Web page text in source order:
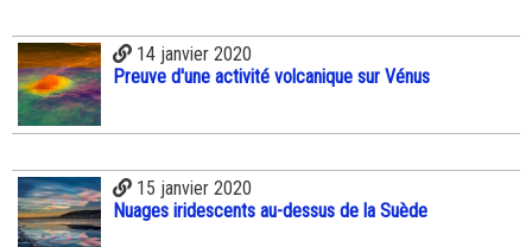
14 janvier 2020
Preuve d'une activité volcanique sur Vénus
15 janvier 2020
Nuages iridescents au-dessus de la Suède